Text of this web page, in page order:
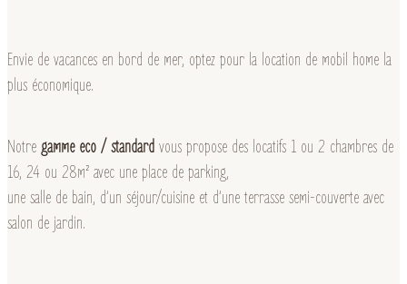
Envie de vacances en bord de mer, optez pour la location de mobil home la
plus économique.
Notre gamme eco / standard vous propose des locatifs 1 ou 2 chambres de
16, 24 ou 28m² avec une place de parking,
une salle de bain, d’un séjour/cuisine et d’une terrasse semi-couverte avec
salon de jardin.